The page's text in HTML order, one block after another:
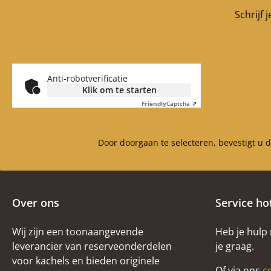
Schrijf
Anti-robotverificatie
Klik om te starten
FriendlyCaptcha ⇗
Door doorgaan te selecteren, bevestigt u
Over ons
Wij zijn een toonaangevende
leverancier van reserveonderdelen
voor kachels en bieden originele
Service
Heb je hulp
je graag.